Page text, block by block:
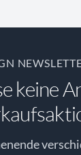
keine